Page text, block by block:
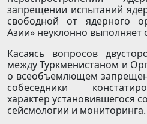
запрещении испытаний
свободной от ядерного
Азии» неуклонно выполняет
Касаясь вопросов
между Туркменистаном и
о всеобъемлющем
собеседники
характер установившегося
сейсмологии и мониторинга.